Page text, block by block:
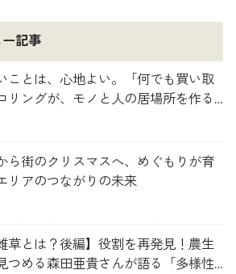
記事
ことは、心地よい。「何でも買い取
リングが、モノと人の居場所を作る
ら街のクリスマスへ、めぐもりが育
リアのつながりの未来
草とは？後編】役割を再発見！農生
つめる森田亜貴さんが語る「多様性